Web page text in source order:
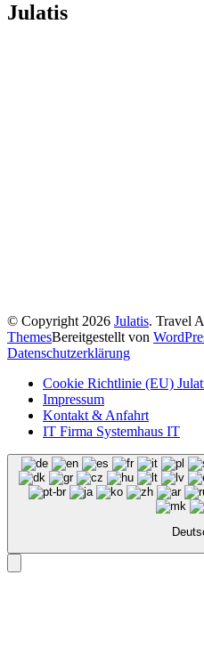
Julatis
© Copyright 2026 Julatis. Travel
ThemesBereitgestellt von
Datenschutzerklärung
Cookie Richtlinie (EU)
Impressum
Kontakt & Anfahrt
IT Firma Systemhaus IT